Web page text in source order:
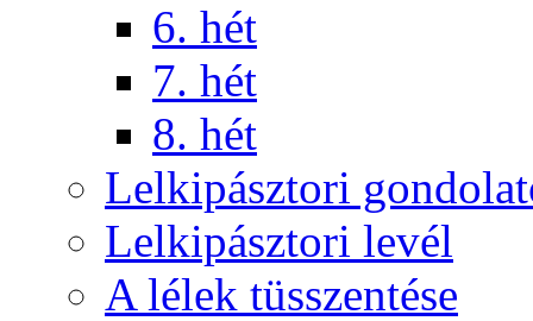
6. hét
7. hét
8. hét
Lelkipásztori
Lelkipásztori levél
A lélek tüsszentése